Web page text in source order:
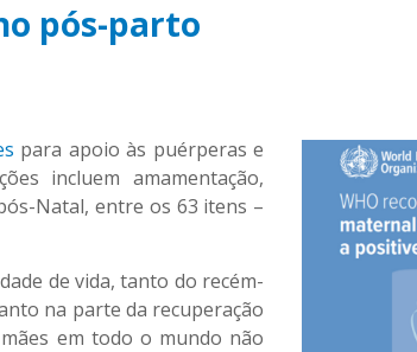
pós-parto
para apoio às puérperas e
incluem amamentação,
Natal, entre os 63 itens –
de vida, tanto do recém-
na parte da recuperação
em todo o mundo não